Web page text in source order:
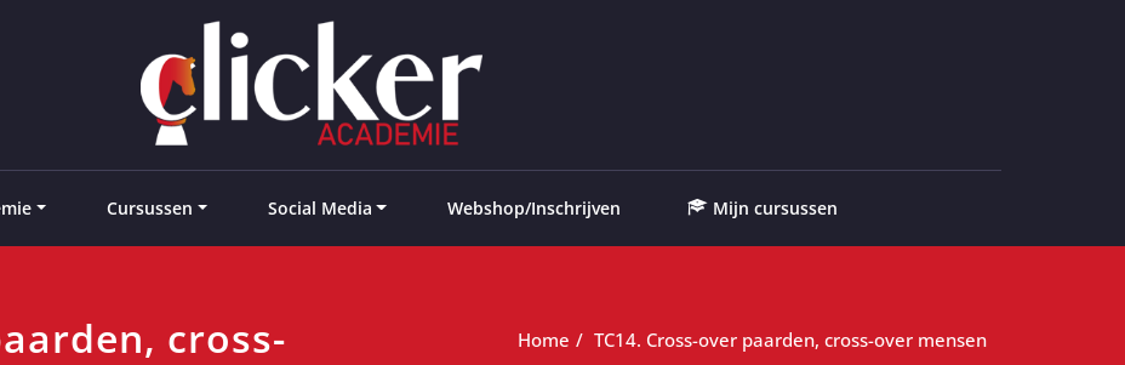
Cursussen Social Media Webshop/Inschrijven Mijn cursussen
cross-
Home TC14. Cross-over paarden, cross-over mensen